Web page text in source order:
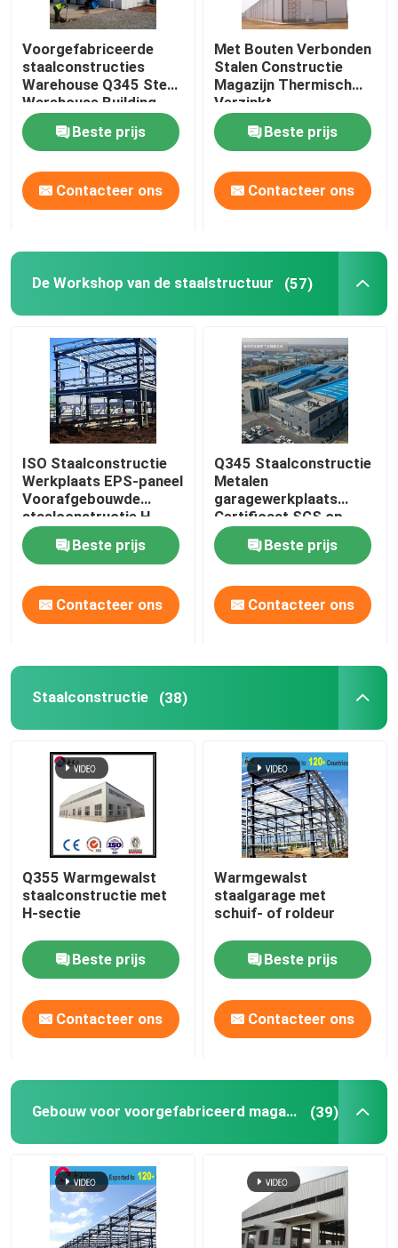
Voorgefabriceerde huizen van staal
Structurele materialen van staal
de kippenkooi van de eilaag
Broiler kippenkooien systeem
Voorgefabriceerde
staalconstructies
Warehouse Q345 Steel
Warehouse Building
Beste prijs
Contacteer ons
Met Bouten Verbonden
Stalen Constructie
Magazijn Thermisch
Verzinkt
Beste prijs
Contacteer ons
De Workshop van de staalstructuur (57)
ISO Staalconstructie
Werkplaats EPS-paneel
Voorafgebouwde
staalconstructie H-
vormig
Beste prijs
Contacteer ons
Q345 Staalconstructie
Metalen
garagewerkplaats
Certificaat SGS op
maat
Beste prijs
Contacteer ons
Staalconstructie (38)
Q355 Warmgewalst
staalconstructie met
H-sectie
Beste prijs
Contacteer ons
Warmgewalst
staalgarage met
schuif- of roldeur
Beste prijs
Contacteer ons
Gebouw voor voorgefabriceerd magazijn (39)